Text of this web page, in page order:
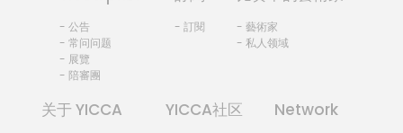
- 公告
- 常问问题
- 展覽
- 陪審團
- 訂閱
- 藝術家
- 私人领域
关于 YICCA YICCA社区 Network